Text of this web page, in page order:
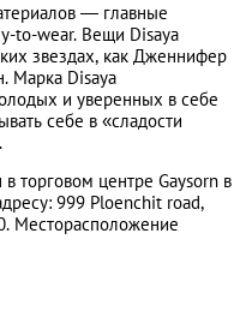
— главные
to-wear. Вещи Disaya
звездах, как Дженнифер
Марка Disaya
и уверенных в себе
себе в «сладости
торговом центре Gaysorn в
999 Ploenchit road,
Месторасположение